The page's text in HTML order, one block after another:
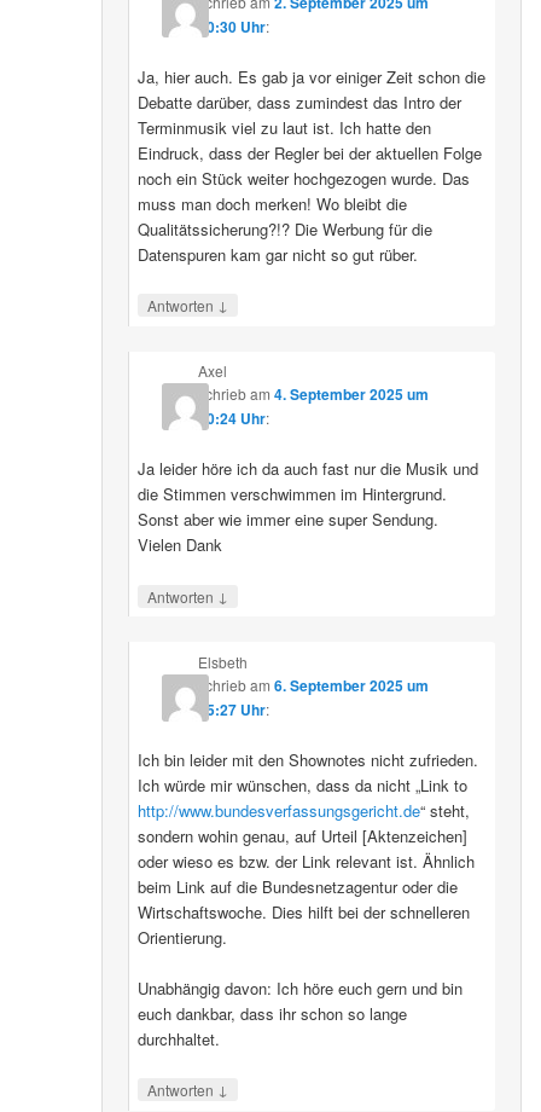
10:30 Uhr:
Ja, hier auch. Es gab ja vor einiger Zeit schon die
Debatte darüber, dass zumindest das Intro der
Terminmusik viel zu laut ist. Ich hatte den
Eindruck, dass der Regler bei der aktuellen Folge
noch ein Stück weiter hochgezogen wurde. Das
muss man doch merken! Wo bleibt die
Qualitätssicherung?!? Die Werbung für die
Datenspuren kam gar nicht so gut rüber.
Antworten ↓
Axel
schriebam 4. September 2025 um
10:24 Uhr:
Ja leider höre ich da auch fast nur die Musik und
die Stimmen verschwimmen im Hintergrund.
Sonst aber wie immer eine super Sendung.
Vielen Dank
Antworten ↓
Elsbeth
schriebam 6. September 2025 um
15:27 Uhr:
Ich bin leider mit den Shownotes nicht zufrieden.
Ich würde mir wünschen, dass da nicht „Link to
http://www.bundesverfassungsgericht.de“ steht,
sondern wohin genau, auf Urteil [Aktenzeichen]
oder wieso es bzw. der Link relevant ist. Ähnlich
beim Link auf die Bundesnetzagentur oder die
Wirtschaftswoche. Dies hilft bei der schnelleren
Orientierung.
Unabhängig davon: Ich höre euch gern und bin
euch dankbar, dass ihr schon so lange
durchhaltet.
Antworten ↓